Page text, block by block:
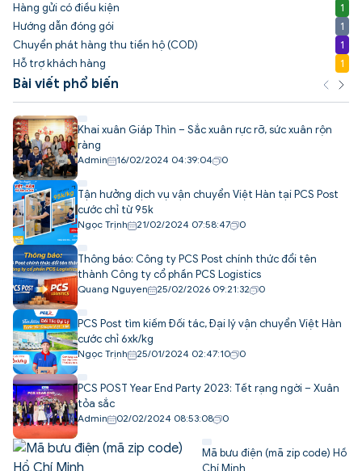
Hàng gửi có điều kiện
1
Hướng dẫn đóng gói
1
Chuyển phát hàng thu tiền hộ (COD)
1
Hỗ trợ khách hàng
1
Bài viết phổ biến
Khai xuân Giáp Thìn – Sắc xuân rực rỡ, sức xuân rộn
ràng
Admin 16/02/2024 04:39:04 0
Tận hưởng dịch vụ vận chuyển Việt Hàn tại PCS Post
cước chỉ từ 95k
Ngọc Trịnh 21/02/2024 07:58:47 0
Thông báo: Công ty PCS Post chính thức đổi tên
thành Công ty cổ phần PCS Logistics
Quang Nguyen 25/02/2026 09:21:32 0
PCS Post tìm kiếm Đối tác, Đại lý vận chuyển Việt Hàn
cước chỉ 6xk/kg
Ngọc Trịnh 25/01/2024 02:47:10 0
PCS POST Year End Party 2023: Tết rạng ngời – Xuân
tỏa sắc
Admin 02/02/2024 08:53:08 0
Mã bưu điện (mã zip code) Hồ
Chí Minh